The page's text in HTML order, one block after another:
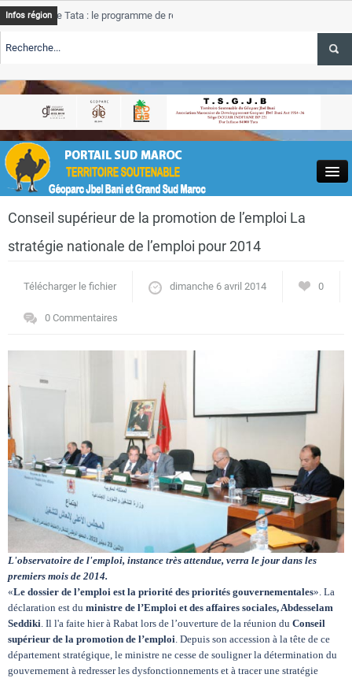
Close
Actualités
Tourisme
Régions
Evenements
Contact
Infos région
de Tata : le programme de rehabilitation post-inondations
TSGJB Tourisme : l’ONMT renforce l’aerien a Dakhla et
Tata
TSGJB Tourisme au Maroc : Transavia renforce les vols Paris-
Conseil supérieur de la promotion de l’emploi La
stratégie nationale de l’emploi pour 2014
Télécharger le fichier dimanche 6 avril 2014 0
0 Commentaires
L'observatoire de l'emploi, instance très attendue, verra le jour dans les
premiers mois de 2014.
«Le dossier de l’emploi est la priorité des priorités gouvernementales». La
déclaration est du ministre de l’Emploi et des affaires sociales, Abdesselam
Seddiki. Il l'a faite hier à Rabat lors de l’ouverture de la réunion du Conseil
supérieur de la promotion de l’emploi. Depuis son accession à la tête de ce
département stratégique, le ministre ne cesse de souligner la détermination du
gouvernement à redresser les dysfonctionnements et à tracer une stratégie